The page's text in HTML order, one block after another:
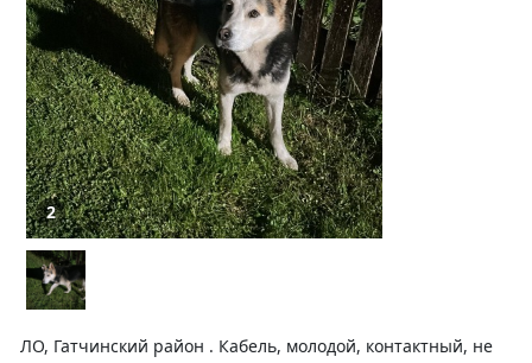
2
ЛО, Гатчинский район . Кабель, молодой, контактный, не